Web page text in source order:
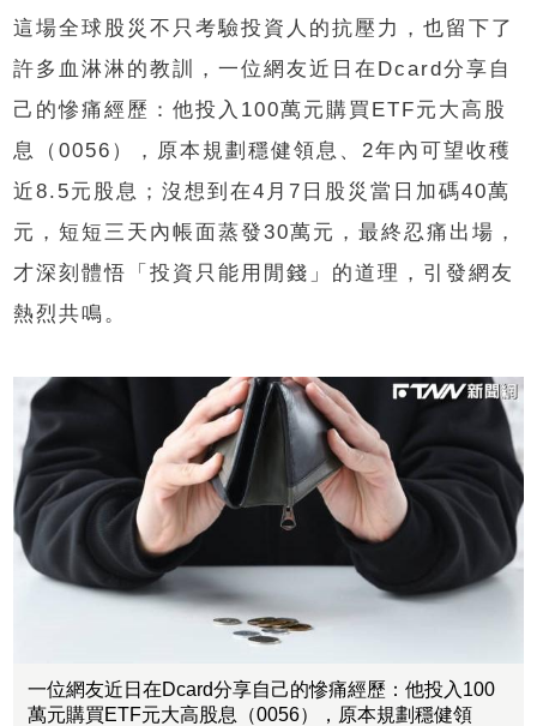
這場全球股災不只考驗投資人的抗壓力，也留下了
許多血淋淋的教訓，一位網友近日在Dcard分享自
己的慘痛經歷：他投入100萬元購買ETF元大高股
息（0056），原本規劃穩健領息、2年內可望收穫
近8.5元股息；沒想到在4月7日股災當日加碼40萬
元，短短三天內帳面蒸發30萬元，最終忍痛出場，
才深刻體悟「投資只能用閒錢」的道理，引發網友
熱烈共鳴。
一位網友近日在Dcard分享自己的慘痛經歷：他投入100
萬元購買ETF元大高股息（0056），原本規劃穩健領